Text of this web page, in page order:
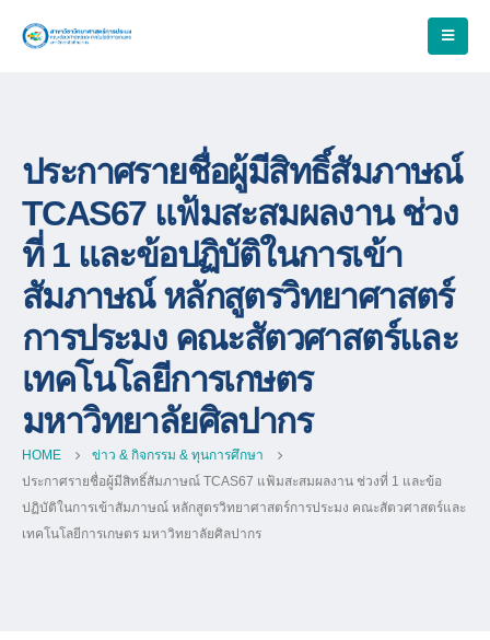
ประกาศรายชื่อผู้มีสิทธิ์สัมภาษณ์
TCAS67 แฟ้มสะสมผลงาน ช่วง
ที่ 1 และข้อปฏิบัติในการเข้า
สัมภาษณ์ หลักสูตรวิทยาศาสตร์
การประมง คณะสัตวศาสตร์และ
เทคโนโลยีการเกษตร
มหาวิทยาลัยศิลปากร
HOME
ข่าว & กิจกรรม & ทุนการศึกษา
ประกาศรายชื่อผู้มีสิทธิ์สัมภาษณ์ TCAS67 แฟ้มสะสมผลงาน ช่วงที่ 1 และข้อ
ปฏิบัติในการเข้าสัมภาษณ์ หลักสูตรวิทยาศาสตร์การประมง คณะสัตวศาสตร์และ
เทคโนโลยีการเกษตร มหาวิทยาลัยศิลปากร